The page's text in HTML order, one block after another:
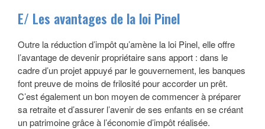
E/ Les avantages de la loi Pinel
Outre la réduction d’impôt qu’amène la loi Pinel, elle offre
l’avantage de devenir propriétaire sans apport : dans le
cadre d’un projet appuyé par le gouvernement, les banques
font preuve de moins de frilosité pour accorder un prêt.
C’est également un bon moyen de commencer à préparer
sa retraite et d’assurer l’avenir de ses enfants en se créant
un patrimoine grâce à l’économie d’impôt réalisée.